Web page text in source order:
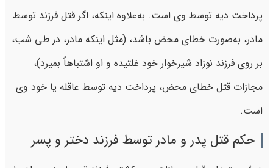
پرداخت دیه توسط وی است. به‌علاوه اینکه، اگر قتل فرزند توسط
مادر، به‌صورت خطای محض باشد، (مثل ‌اینکه مادر، در طی شب،
بر روی فرزند نوزاد شیرخوار خود غلتیده و او اشتباهاً بمیرد)،
مجازات قتل خطای محض، پرداخت دیه توسط عاقله یا خود وی
است.
حکم قتل پدر و مادر توسط فرزند دختر و پسر